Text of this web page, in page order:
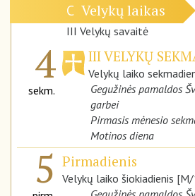
C Velykų laikas
III Velykų savaitė
4
sekm.
III VELYKŲ
Velykų laiko
Gegužinės pamaldos
garbei
Pirmasis mėnesio
Motinos diena
5 Pirmadienis
Velykų laiko šiokiadienis